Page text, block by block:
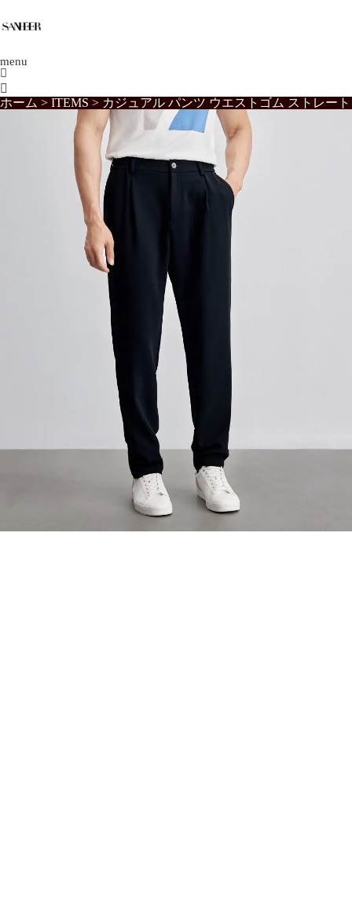
menu

ホーム > ITEMS > カジュアル パンツ ウエストゴム ストレート